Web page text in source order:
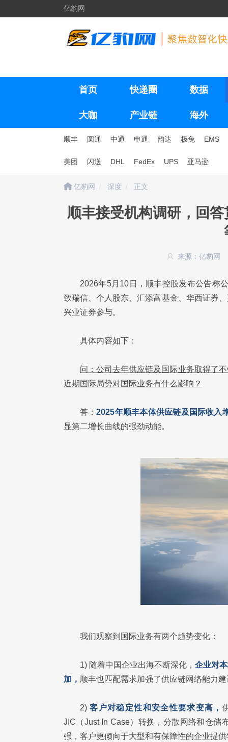
亿豹网
首页 快递圈 数据
大咖 产业链 海外
顺丰 圆通 中通 申通 韵达 极兔 EMS
美团 闪送 DHL FedEx UPS 亚马逊
亿豹网 深度 正文
顺丰接受机构调研，回
来源：亿豹网
2026年5月10日，顺丰控股发布公告称
致瑞信、个人股东、汇添富基金、华西证券
兴业证券参与。
具体内容如下：
问：公司去年供应链及国际业务取得了
近期国际局势对国际业务有什么影响？
答：2025年顺丰本体供应链及国际收入
显第二增长曲线的强劲动能。
我们观察到国际业务有两个趋势变化：
1) 随着中国企业出海不断深化， 企业对
加， 顺丰也匹配需求加强了供应链网络能力
2) 客户对稳定性和安全性要求变高，
JIC（Just In Case）转换，分散网络和仓储
强，客户更倾向于大型和有保障性的企业提